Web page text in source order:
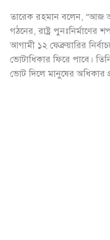
তারেক রহমান বলেন, “আজ
গঠনের, রাষ্ট্র
আগামী ১২ ফেব্রুয়ারির
ভোটাধিকার ফিরে পাবে।
ভোট দিলে মানুষের অধিকার